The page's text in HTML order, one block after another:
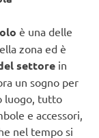
è una delle
zona ed è
settore in
un sogno per
luogo, tutto
e accessori,
nel tempo si